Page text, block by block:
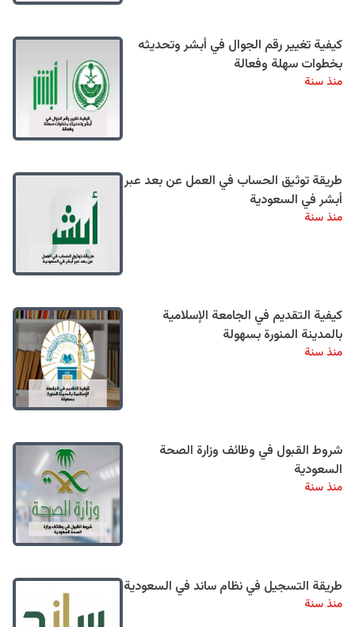
كيفية تغيير رقم الجوال في أبشر وتحديثه
بخطوات سهلة وفعالة
منذ سنة
طريقة توثيق الحساب في العمل عن بعد عبر
أبشر في السعودية
منذ سنة
كيفية التقديم في الجامعة الإسلامية
بالمدينة المنورة بسهولة
منذ سنة
شروط القبول في وظائف وزارة الصحة
السعودية
منذ سنة
طريقة التسجيل في نظام ساند في السعودية
منذ سنة